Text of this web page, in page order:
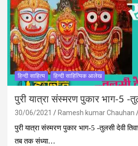
हिन्दी साहित्य हिन्दी साहित्यिक आलेख
पुरी यात्रा संस्मरण पुकार भाग-5 -
30/06/2021 Ramesh kumar Chauhan
पुरी यात्रा संस्मरण पुकार भाग-5 -तुलसी देवी
तब तक संध्या…